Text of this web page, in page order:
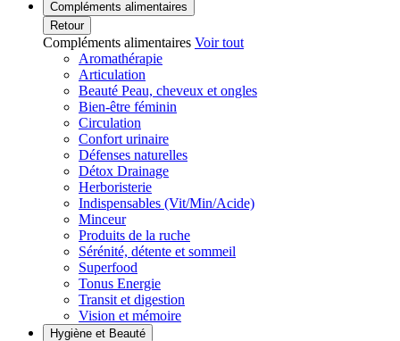
Compléments alimentaires
Retour
Compléments alimentaires Voir tout
Aromathérapie
Articulation
Beauté Peau, cheveux et ongles
Bien-être féminin
Circulation
Confort urinaire
Défenses naturelles
Détox Drainage
Herboristerie
Indispensables (Vit/Min/Acide)
Minceur
Produits de la ruche
Sérénité, détente et sommeil
Superfood
Tonus Energie
Transit et digestion
Vision et mémoire
Hygiène et Beauté